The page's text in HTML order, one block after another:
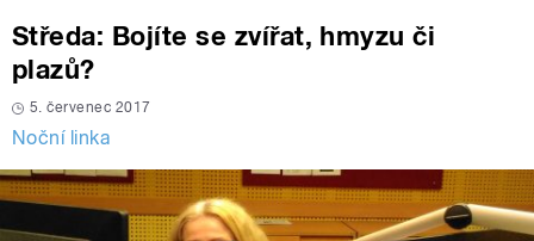
Středa: Bojíte se zvířat, hmyzu či
plazů?
5. červenec 2017
Noční linka